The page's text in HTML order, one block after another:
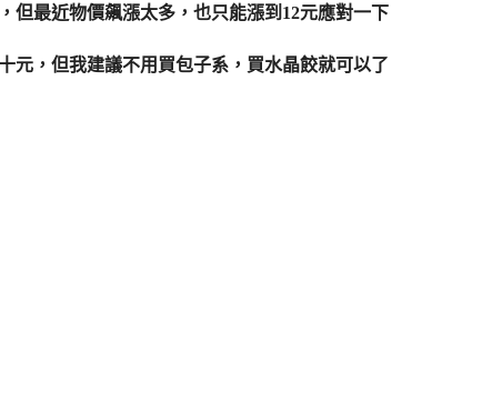
但最近物價飆漲太多，也只能漲到12元應對一下
元，但我建議不用買包子系，買水晶餃就可以了